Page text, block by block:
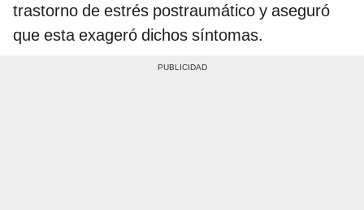
trastorno de estrés postraumático y aseguró
que esta exageró dichos síntomas.